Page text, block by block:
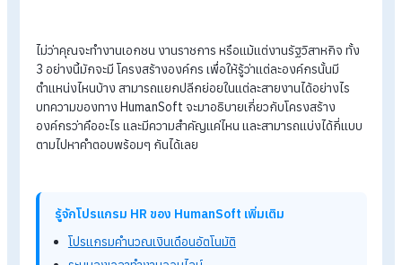
โครงสร้างองค์กร โดยการจัดวางโครงสร้างก็มีหล
แบบ ประกอบด้วยอะไรบ้างมาดูกัน
โครงสร้างองค์กรประกอบด้วยตำแหน่ง
ไม่ว่าคุณจะทำงานเอกชน งานราชการ หรือแม้แต่งานรัฐวิสาหกิจ